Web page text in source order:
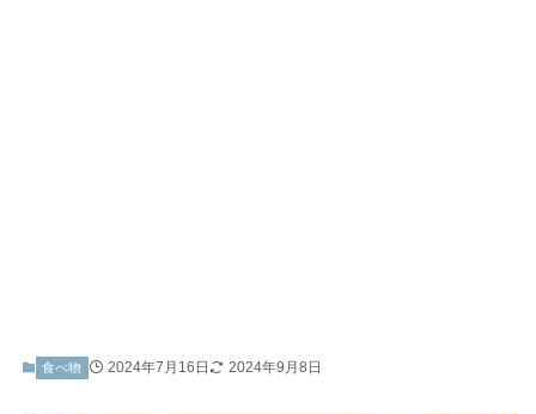
食べ物 2024年7月16日 2024年9月8日